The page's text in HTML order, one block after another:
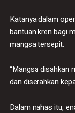
Katanya dalam
bantuan kren bagi
mangsa tersepit.
“Mangsa disahkan
dan diserahkan
Dalam nahas itu,